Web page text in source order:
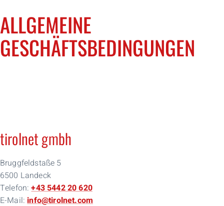
ALLGEMEINE
GESCHÄFTSBEDINGUNGEN
tirolnet gmbh
Bruggfeldstaße 5
6500 Landeck
Telefon:+43 5442 20 620
E-Mail:info@tirolnet.com